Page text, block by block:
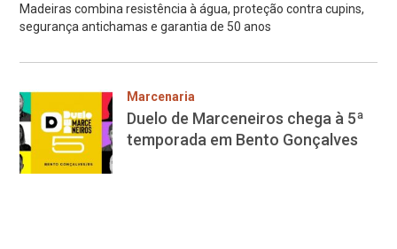
Madeiras combina resistência à água, proteção contra cupins,
segurança antichamas e garantia de 50 anos
Marcenaria
Duelo de Marceneiros chega à 5ª
temporada em Bento Gonçalves